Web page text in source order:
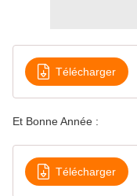
Télécharger
Et Bonne Année :
Télécharger